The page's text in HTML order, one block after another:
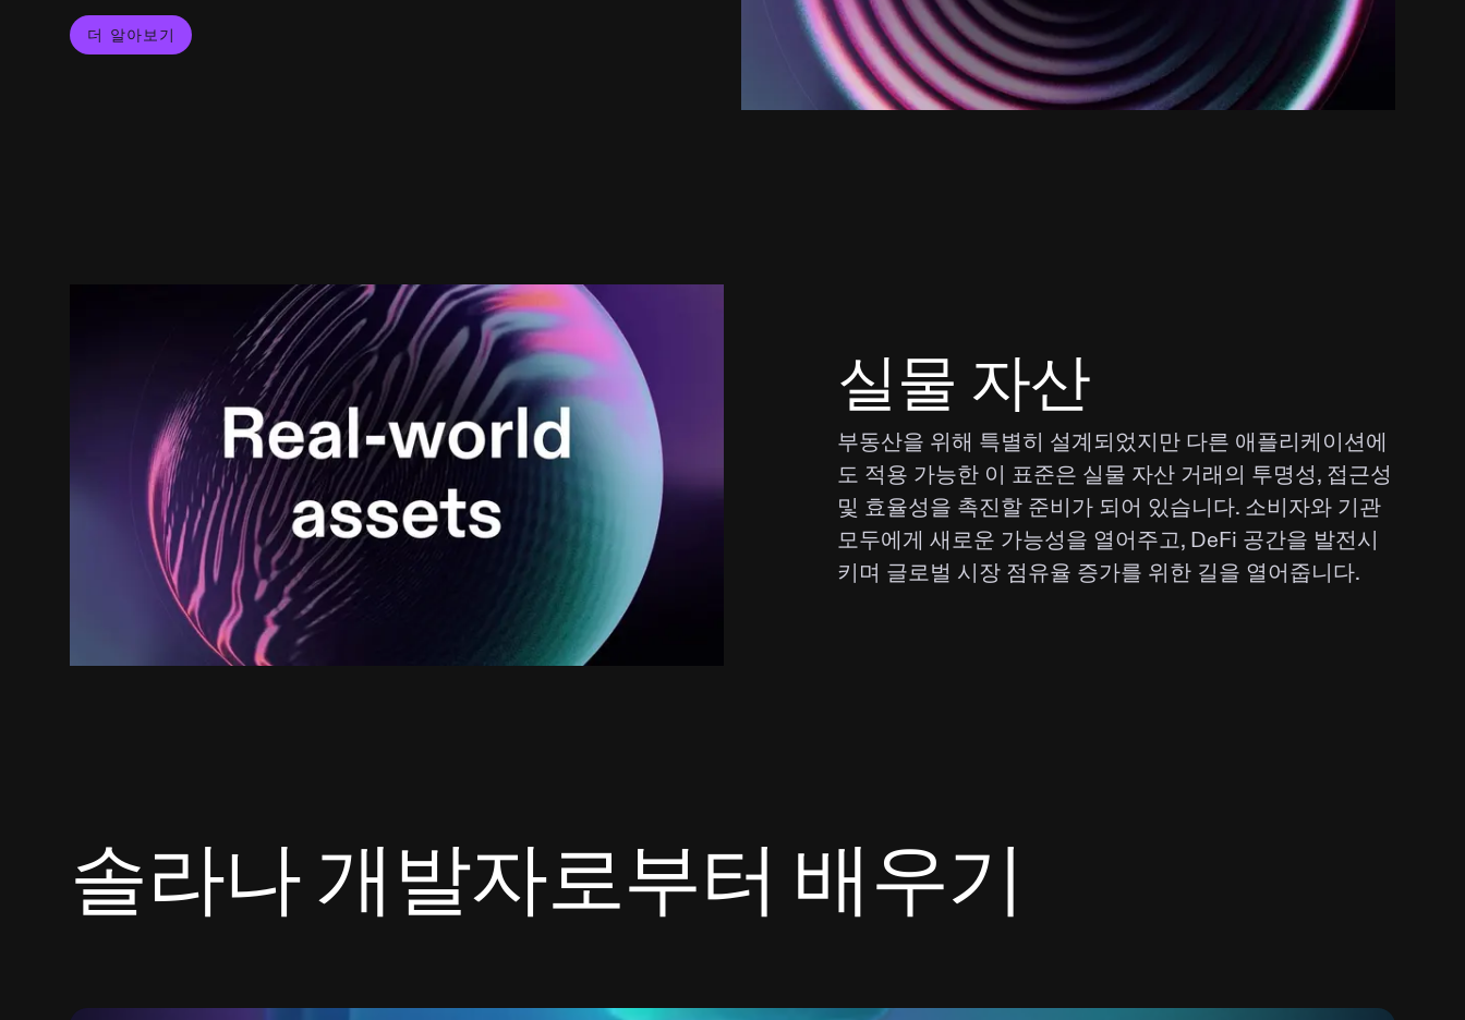
더 알아보기
실물 자산
부동산을 위해 특별히 설계되었지만 다른 애플리케이션에
도 적용 가능한 이 표준은 실물 자산 거래의 투명성, 접근성
및 효율성을 촉진할 준비가 되어 있습니다. 소비자와 기관
모두에게 새로운 가능성을 열어주고, DeFi 공간을 발전시
키며 글로벌 시장 점유율 증가를 위한 길을 열어줍니다.
솔라나 개발자로부터 배우기